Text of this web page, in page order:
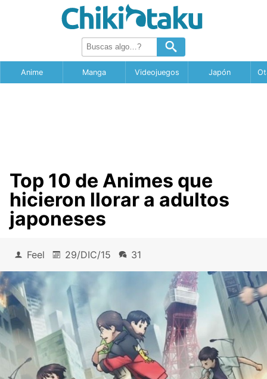
Anime Manga Videojuegos Japón
Top 10 de Animes que
hicieron llorar a adultos
japoneses
Feel 29/DIC/15 31